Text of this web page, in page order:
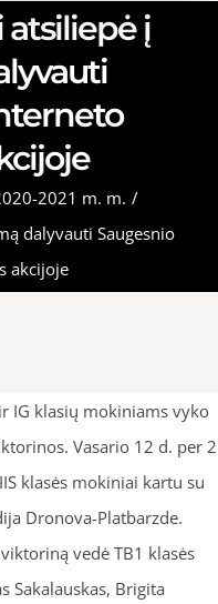
į
2021 m. m. /
dalyvauti Saugesnio
akcijoje
IG klasių mokiniams vyko
Vasario 12 d. per 2
klasės mokiniai kartu su
Dronova-Platbarzde.
vedė TB1 klasės
Sakalauskas, Brigita